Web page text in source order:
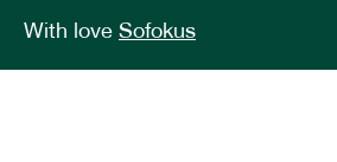
With love Sofokus